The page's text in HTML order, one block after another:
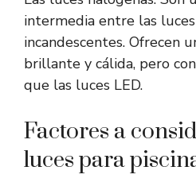
intermedia entre las
incandescentes. Ofrecen
brillante y cálida, pero
que las luces LED.
Factores a
luces para